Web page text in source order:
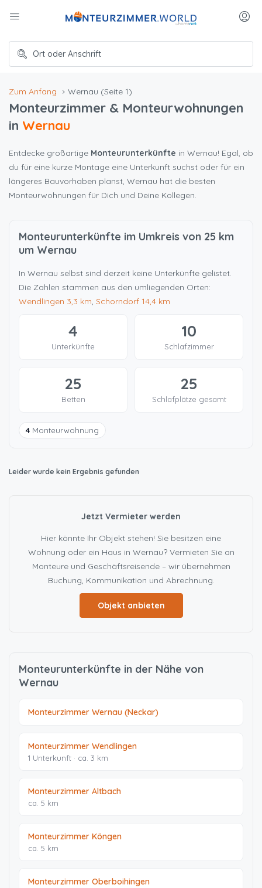
Zum Anfang Wernau (Seite 1)
Monteurzimmer & Monteurwohnungen
in Wernau
Entdecke großartige Monteurunterkünfte in Wernau! Egal, ob
du für eine kurze Montage eine Unterkunft suchst oder für ein
längeres Bauvorhaben planst, Wernau hat die besten
Monteurwohnungen für Dich und Deine Kollegen.
Monteurunterkünfte im Umkreis von 25 km
um Wernau
In Wernau selbst sind derzeit keine Unterkünfte gelistet.
Die Zahlen stammen aus den umliegenden Orten:
Wendlingen 3,3 km, Schorndorf 14,4 km
4
Unterkünfte
10
Schlafzimmer
25
Betten
25
Schlafplätze gesamt
4 Monteurwohnung
Leider wurde kein Ergebnis gefunden
Jetzt Vermieter werden
Hier könnte Ihr Objekt stehen! Sie besitzen eine
Wohnung oder ein Haus in Wernau? Vermieten Sie an
Monteure und Geschäftsreisende – wir übernehmen
Buchung, Kommunikation und Abrechnung.
Objekt anbieten
Monteurunterkünfte in der Nähe von
Wernau
Monteurzimmer Wernau (Neckar)
Monteurzimmer Wendlingen
1 Unterkunft · ca. 3 km
Monteurzimmer Altbach
ca. 5 km
Monteurzimmer Köngen
ca. 5 km
Monteurzimmer Oberboihingen